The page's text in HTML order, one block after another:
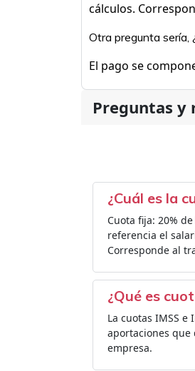
cálculos.
Otra pregunta sería,
El pago se
Preguntas y
¿Cuál es la
Cuota fija: 20%
referencia el
Corresponde al
¿Qué es
La cuotas IMSS
aportaciones que
empresa.